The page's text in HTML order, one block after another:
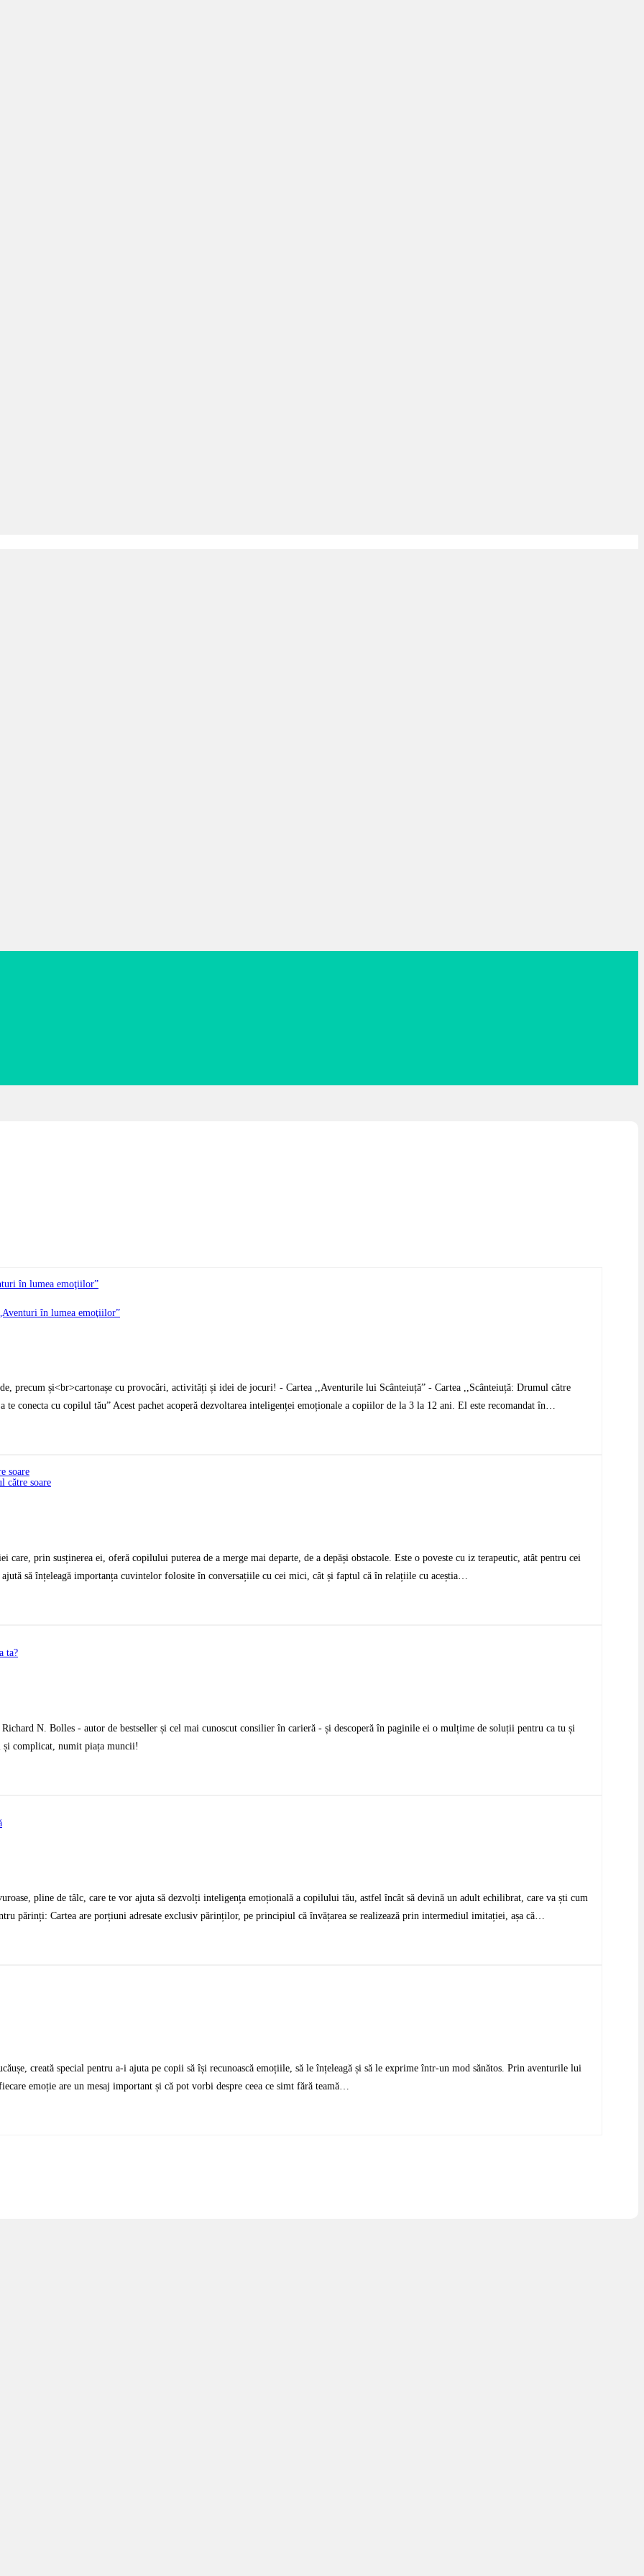
precum și<br>cartonașe cu provocări, activități și idei de jocuri! - Cartea ,,Aventurile lui Scânteiuță” - Cartea ,,Scânteiuță: Drumul către
te conecta cu copilul tău” Acest pachet acoperă dezvoltarea inteligenței emoționale a copiilor de la 3 la 12 ani. El este recomandat în…
care, prin susținerea ei, oferă copilului puterea de a merge mai departe, de a depăși obstacole. Este o poveste cu iz terapeutic, atât pentru cei
să înțeleagă importanța cuvintelor folosite în conversațiile cu cei mici, cât și faptul că în relațiile cu aceștia…
Richard N. Bolles - autor de bestseller și cel mai cunoscut consilier în carieră - și descoperă în paginile ei o mulțime de soluții pentru ca tu și
și complicat, numit piața muncii!
pline de tâlc, care te vor ajuta să dezvolți inteligența emoțională a copilului tău, astfel încât să devină un adult echilibrat, care va ști cum
părinți: Cartea are porțiuni adresate exclusiv părinților, pe principiul că învățarea se realizează prin intermediul imitației, așa că…
creată special pentru a-i ajuta pe copii să își recunoască emoțiile, să le înțeleagă și să le exprime într-un mod sănătos. Prin aventurile lui
emoție are un mesaj important și că pot vorbi despre ceea ce simt fără teamă…